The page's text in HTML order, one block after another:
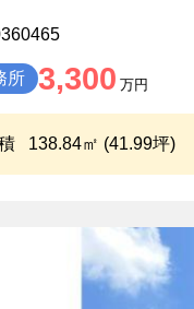
所 3,300 万円
138.84㎡ (41.99坪)